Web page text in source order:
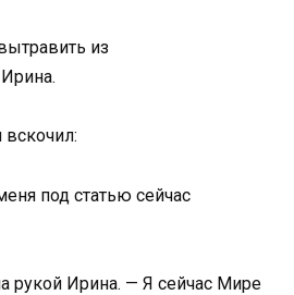
из
вскочил:
под статью сейчас
рукой Ирина. — Я сейчас Мире